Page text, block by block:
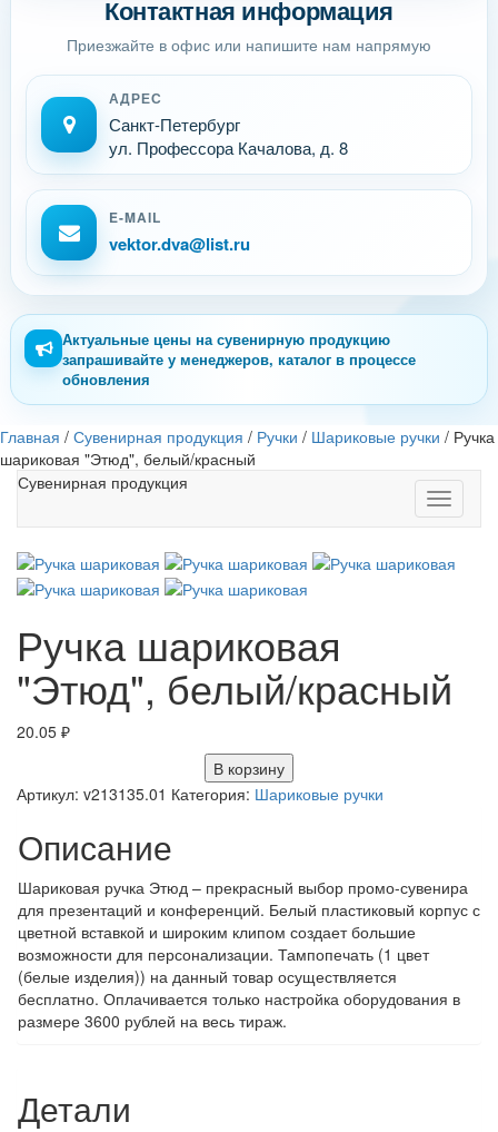
Контактная информация
Приезжайте в офис или напишите нам напрямую
АДРЕС
Санкт-Петербург
ул. Профессора Качалова, д. 8
E-MAIL
vektor.dva@list.ru
Актуальные цены на сувенирную продукцию
запрашивайте у менеджеров, каталог в процессе
обновления
Главная / Сувенирная продукция / Ручки / Шариковые ручки / Ручка
шариковая "Этюд", белый/красный
Toggle
Сувенирная продукция
Ручка шариковая
"Этюд", белый/красный
20.05 ₽
В корзину
Артикул: v213135.01 Категория: Шариковые ручки
Описание
Шариковая ручка Этюд – прекрасный выбор промо-сувенира
для презентаций и конференций. Белый пластиковый корпус с
цветной вставкой и широким клипом создает большие
возможности для персонализации. Тампопечать (1 цвет
(белые изделия)) на данный товар осуществляется
бесплатно. Оплачивается только настройка оборудования в
размере 3600 рублей на весь тираж.
Детали